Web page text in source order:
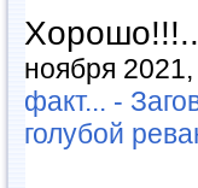
Хорошо!!!..
ноября
факт... -
голубой